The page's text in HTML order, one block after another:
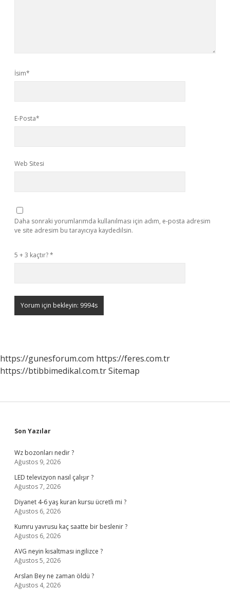
İsim*
E-Posta*
Web Sitesi
Daha sonraki yorumlarımda kullanılması için adım, e-posta adresim
ve site adresim bu tarayıcıya kaydedilsin.
5 + 3 kaçtır?*
https://gunesforum.com https://feres.com.tr
https://btibbimedikal.com.trSitemap
Sidebar
Son Yazılar
Wz bozonları nedir ?
Ağustos 9, 2026
LED televizyon nasıl çalışır ?
Ağustos 7, 2026
Diyanet 4-6 yaş kuran kursu ücretli mi ?
Ağustos 6, 2026
Kumru yavrusu kaç saatte bir beslenir ?
Ağustos 6, 2026
AVG neyin kısaltması ingilizce ?
Ağustos 5, 2026
Arslan Bey ne zaman öldü ?
Ağustos 4, 2026